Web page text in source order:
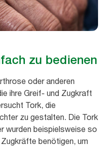
zu bedienen
oder anderen
ihre Greif- und Zugkraft
Tork, die
zu gestalten. Die Tork
wurden beispielsweise so
benötigen, um